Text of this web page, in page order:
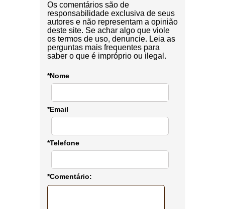
Os comentários são de
responsabilidade exclusiva de seus
autores e não representam a opinião
deste site. Se achar algo que viole
os termos de uso, denuncie. Leia as
perguntas mais frequentes para
saber o que é impróprio ou ilegal.
*Nome
*Email
*Telefone
*Comentário: